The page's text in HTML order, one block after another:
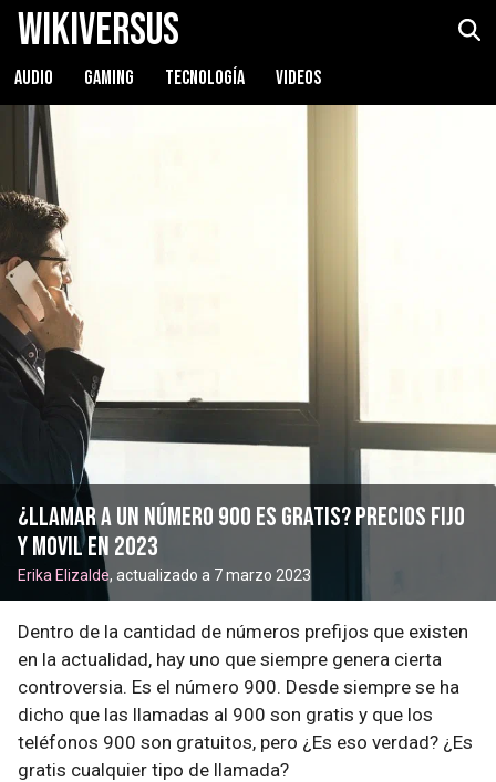
WikiVersus
AUDIO GAMING TECNOLOGÍA VIDEOS
¿Llamar a un número 900 es gratis? Precios fijo
y movil en 2023
Erika Elizalde, actualizado a 7 marzo 2023
Dentro de la cantidad de números prefijos que existen
en la actualidad, hay uno que siempre genera cierta
controversia. Es el número 900. Desde siempre se ha
dicho que las llamadas al 900 son gratis y que los
teléfonos 900 son gratuitos, pero ¿Es eso verdad? ¿Es
gratis cualquier tipo de llamada?